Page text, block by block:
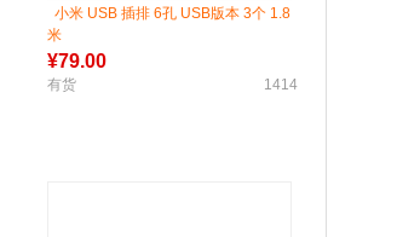
小米 USB 插排 6孔 USB版本 3个 1.8
米
¥79.00
有货 1414